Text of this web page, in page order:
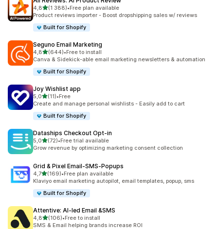
4,8z 5 hvězd
(1 388)
Celkový počet recenzí: 1388
•Free plan available
Product reviews importer - Boost dropshipping sales w/ reviews
Built for Shopify
Seguno Email Marketing
4,8z 5 hvězd
(644)
Celkový počet recenzí: 644
•Free to install
Canva & Sidekick-able email marketing newsletters & automation
Built for Shopify
Joy Wishlist app
5,0z 5 hvězd
(11)
Celkový počet recenzí: 11
•Free
Create and manage personal wishlists - Easily add to cart
Built for Shopify
Dataships Checkout Opt‑in
5,0z 5 hvězd
(72)
Celkový počet recenzí: 72
•Free trial available
Grow revenue by optimizing marketing consent collection
Grid & Pixel Email‑SMS‑Popups
4,7z 5 hvězd
(169)
Celkový počet recenzí: 169
•Free plan available
Klaviyo email marketing autopilot, email templates, popup, sms
Built for Shopify
Attentive: AI‑led Email &SMS
4,8z 5 hvězd
(106)
Celkový počet recenzí: 106
•Free to install
SMS & Email helping brands increase ROI